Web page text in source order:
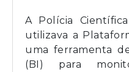
A Polícia
utilizava a
uma ferramenta
(BI) para